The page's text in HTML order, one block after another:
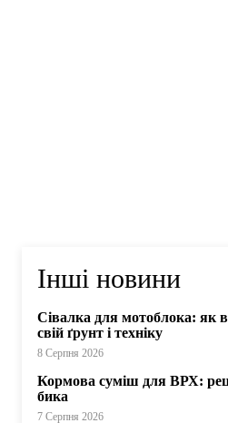
Інші новини
Сівалка для мотоблока: як
свій ґрунт і техніку
8 Серпня 2026
Кормова суміш для ВРХ:
бика
7 Серпня 2026